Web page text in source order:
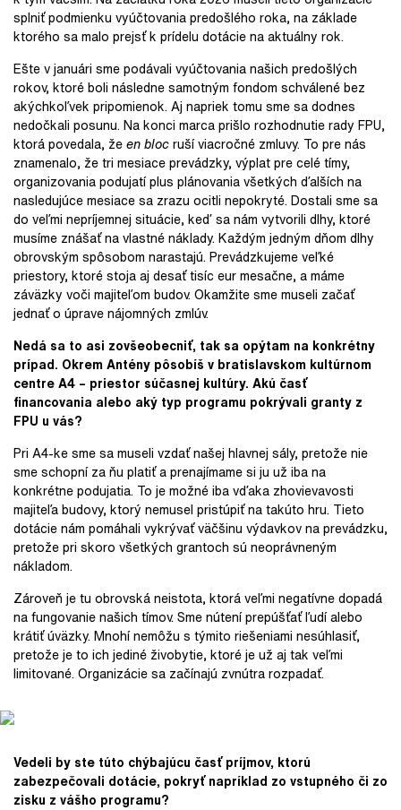
splniť podmienku vyúčtovania predošlého roka, na základe
ktorého sa malo prejsť k prídelu dotácie na aktuálny rok.
Ešte v januári smepodávali vyúčtovania našich predošlých
rokov, ktoréboli následne samotným fondom schválené bez
akýchkoľvek pripomienok. Aj napriek tomu sme sa dodnes
nedočkali posunu. Na konci marca prišlo rozhodnutie rady FPU,
ktorá povedala, žeen blocruší viacročné zmluvy. To pre nás
znamenalo, že tri mesiace prevádzky, výplat pre celé tímy,
organizovania podujatí plus plánovania všetkých ďalších na
nasledujúce mesiace sa zrazu ocitli nepokryté. Dostali sme sa
do veľmi nepríjemnej situácie, keď sa nám vytvorili dlhy, ktoré
musíme znášať na vlastné náklady. Každým jedným dňom dlhy
obrovským spôsobom narastajú. Prevádzkujeme veľké
priestory, ktoré stoja aj desať tisíc eur mesačne, a máme
záväzky voči majiteľom budov. Okamžite sme museli začať
jednať o úprave nájomných zmlúv.
Nedá sa to asi zovšeobecniť, tak sa opýtam na konkrétny
prípad. Okrem Antény pôsobíš v bratislavskom kultúrnom
centre A4 – priestor súčasnej kultúry. Akú časť
financovania alebo aký typ programu pokrývali granty z
FPU u vás?
Pri A4-ke sme sa museli vzdať našej hlavnej sály, pretože nie
sme schopní za ňu platiť a prenajímame si ju už iba na
konkrétne podujatia. To je možné iba vďaka zhovievavosti
majiteľa budovy, ktorý nemusel pristúpiť na takúto hru. Tieto
dotácie nám pomáhali vykrývať väčšinu výdavkov na prevádzku,
pretože pri skoro všetkých grantoch sú neoprávneným
nákladom.
Zároveň je tu obrovská neistota, ktorá veľmi negatívne dopadá
na fungovanie našich tímov. Sme nútení prepúšťať ľudí alebo
krátiť úväzky. Mnohí nemôžu s týmito riešeniami nesúhlasiť,
pretože je to ich jediné živobytie, ktoré je už aj tak veľmi
limitované. Organizácie sa začínajú zvnútra rozpadať.
Vedeli by ste túto chýbajúcu časť príjmov, ktorú
zabezpečovali dotácie, pokryť napríklad zo vstupného či zo
zisku z vášho programu?